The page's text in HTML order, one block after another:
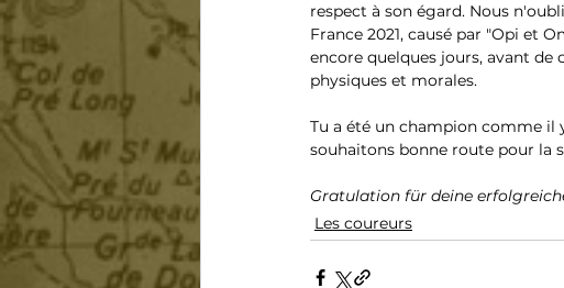
respect à son égard. Nous
France 2021, causé par "Opi et
encore quelques jours, avant
physiques et morales.
Tu a été un champion comme il
souhaitons bonne route pour la
Gratulation für deine
Les coureurs